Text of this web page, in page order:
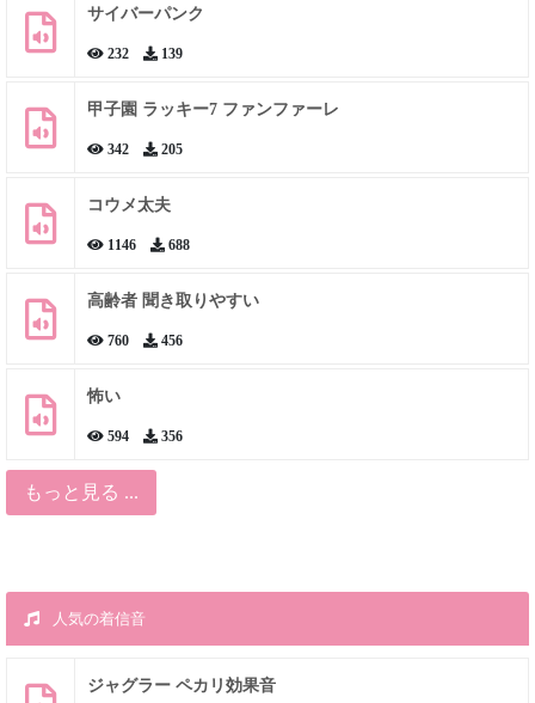
サイバーパンク
232 139
甲子園 ラッキー7 ファンファーレ
342 205
コウメ太夫
1146 688
高齢者 聞き取りやすい
760 456
怖い
594 356
もっと見る ...
人気の着信音
ジャグラー ペカリ効果音